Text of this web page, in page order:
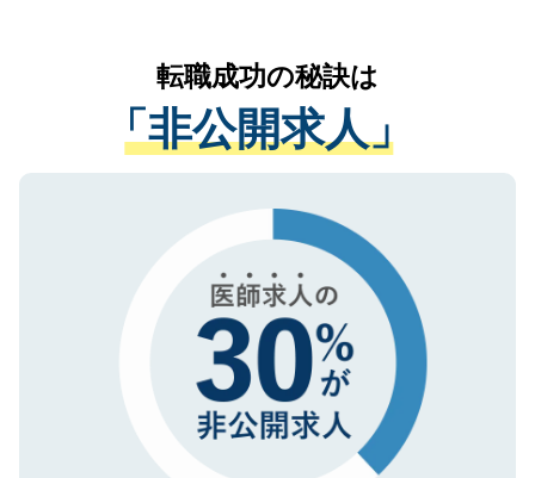
は、個人情報の取り扱いについての厳密な
管理基準を満たした事業者のみに付与され
る、プライバシーマークを取得済みです。
で、機密保持に関してもご安心ください。
かがいして、現在の医療機関の状況や紹介
経験をまじえながら、適切なアドバイスを
させていただきます。すぐにご転職をされ
ない方には、長期的なサポートが可能です
ので、まずはご登録ください。
転職成功の秘訣は
「非公開求人」